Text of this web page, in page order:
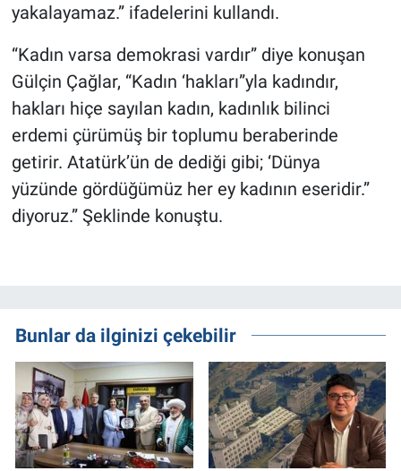
yakalayamaz.” ifadelerini kullandı.
“Kadın varsa demokrasi vardır” diye konuşan
Gülçin Çağlar, “Kadın ‘hakları”yla kadındır,
hakları hiçe sayılan kadın, kadınlık bilinci
erdemi çürümüş bir toplumu beraberinde
getirir. Atatürk’ün de dediği gibi; ‘Dünya
yüzünde gördüğümüz her ey kadının eseridir.”
diyoruz.” Şeklinde konuştu.
Bunlar da ilginizi çekebilir